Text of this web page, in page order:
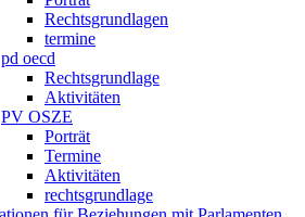
Rechtsgrundlagen
termine
pd oecd
Rechtsgrundlage
Aktivitäten
PV OSZE
Porträt
Termine
Aktivitäten
rechtsgrundlage